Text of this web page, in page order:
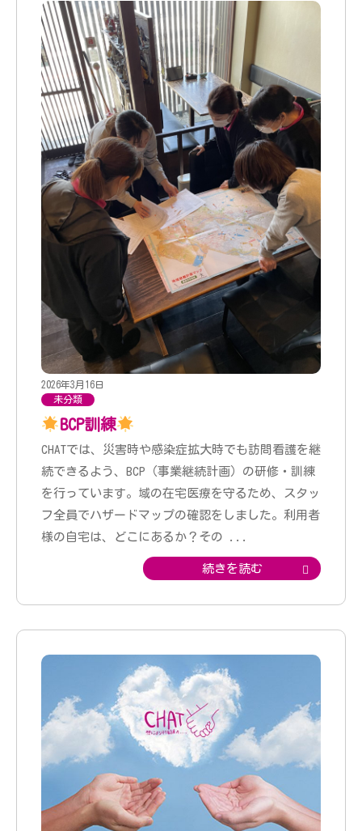
2026年3月16日
未分類
BCP訓練
CHATでは、災害時や感染症拡大時でも訪問看護を継
続できるよう、BCP（事業継続計画）の研修・訓練
を行っています。域の在宅医療を守るため、スタッ
フ全員でハザードマップの確認をしました。利用者
様の自宅は、どこにあるか？その ...
続きを読む